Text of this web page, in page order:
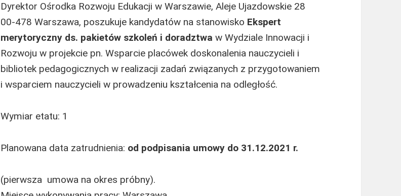
Dyrektor Ośrodka Rozwoju Edukacji w Warszawie, Aleje Ujazdowskie 28
00-478 Warszawa, poszukuje kandydatów na stanowisko Ekspert
merytoryczny ds. pakietów szkoleń i doradztwa w Wydziale Innowacji i
Rozwoju w projekcie pn. Wsparcie placówek doskonalenia nauczycieli i
bibliotek pedagogicznych w realizacji zadań związanych z przygotowaniem
i wsparciem nauczycieli w prowadzeniu kształcenia na odległość.
Wymiar etatu: 1
Planowana data zatrudnienia: od podpisania umowy do 31.12.2021 r.
(pierwsza umowa na okres próbny).